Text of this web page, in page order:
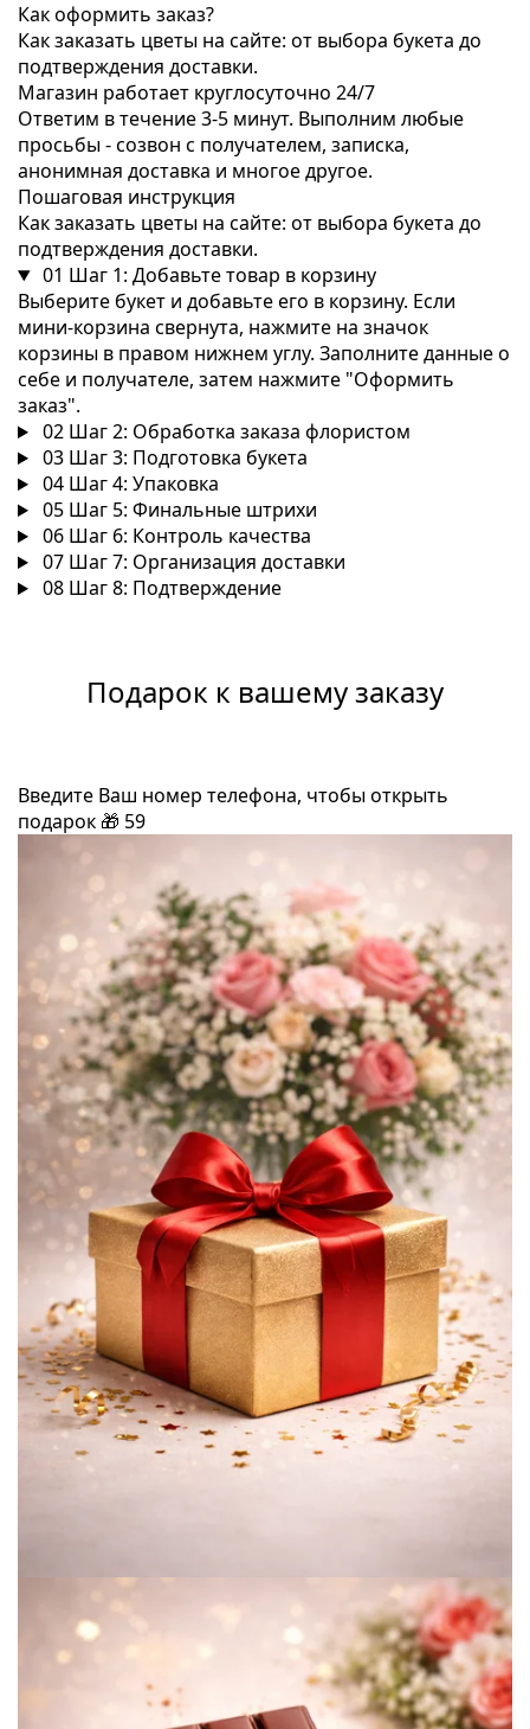
Как оформить заказ?
Как заказать цветы на сайте: от выбора букета до
подтверждения доставки.
Магазин работает круглосуточно 24/7
Ответим в течение 3-5 минут. Выполним любые
просьбы - созвон с получателем, записка,
анонимная доставка и многое другое.
Пошаговая инструкция
Как заказать цветы на сайте: от выбора букета до
подтверждения доставки.
01 Шаг 1: Добавьте товар в корзину
Выберите букет и добавьте его в корзину. Если
мини-корзина свернута, нажмите на значок
корзины в правом нижнем углу. Заполните данные о
себе и получателе, затем нажмите "Оформить
заказ".
02 Шаг 2: Обработка заказа флористом
03 Шаг 3: Подготовка букета
04 Шаг 4: Упаковка
05 Шаг 5: Финальные штрихи
06 Шаг 6: Контроль качества
07 Шаг 7: Организация доставки
08 Шаг 8: Подтверждение
Подарок к вашему заказу
Введите Ваш номер телефона, чтобы открыть
подарок 🎁 59